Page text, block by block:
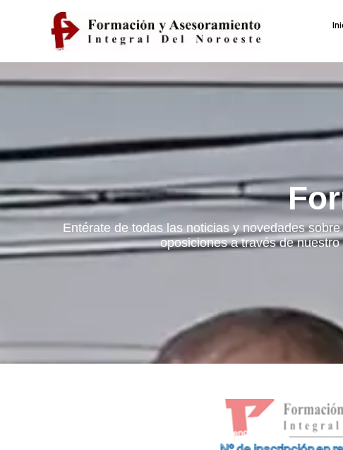
Entérate de todas las noticias y novedades
oposiciones a través de nuestro